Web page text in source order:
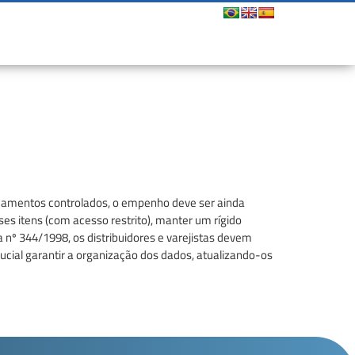
controlados, o empenho deve ser ainda
itens (com acesso restrito), manter um rígido
344/1998, os distribuidores e varejistas devem
garantir a organização dos dados, atualizando-os